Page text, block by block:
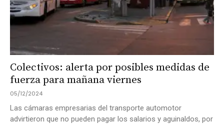
Colectivos: alerta por posibles medidas de
fuerza para mañana viernes
05/12/2024
Las cámaras empresarias del transporte automotor
advirtieron que no pueden pagar los salarios y aguinaldos, por